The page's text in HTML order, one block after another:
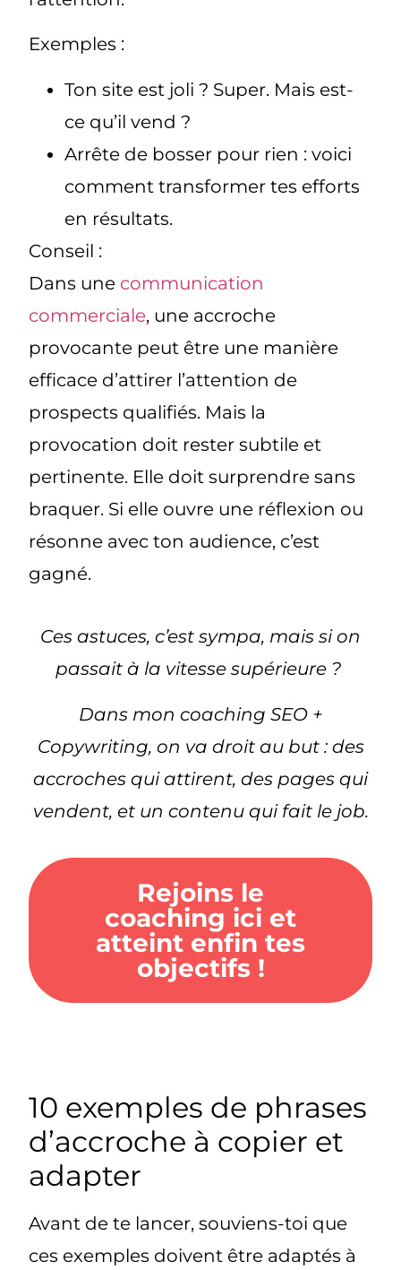
Exemples :
Ton site est joli ? Super. Mais est-
ce qu’il vend ?
Arrête de bosser pour rien : voici
comment transformer tes efforts
en résultats.
Conseil :
Dans une communication
commerciale, une accroche
provocante peut être une manière
efficace d’attirer l’attention de
prospects qualifiés. Mais la
provocation doit rester subtile et
pertinente. Elle doit surprendre sans
braquer. Si elle ouvre une réflexion ou
résonne avec ton audience, c’est
gagné.
Ces astuces, c’est sympa, mais si on
passait à la vitesse supérieure ?
Dans mon coaching SEO +
Copywriting, on va droit au but : des
accroches qui attirent, des pages qui
vendent, et un contenuqui fait le job.
Rejoins le
coaching ici et
atteint enfin tes
objectifs !
10 exemples de phrases
d’accroche à copier et
adapter
Avant de te lancer, souviens-toi que
ces exemples doivent être adaptés à